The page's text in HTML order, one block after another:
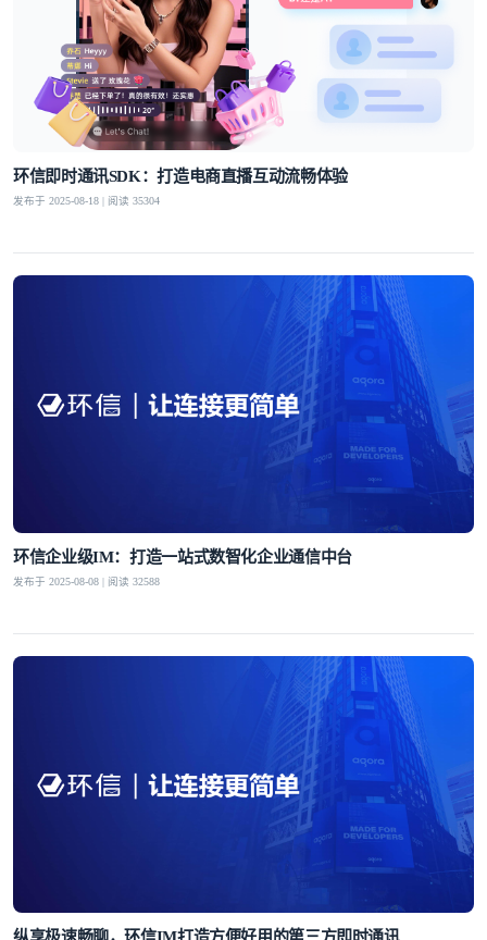
环信即时通讯SDK：打造电商直播互动流畅体验
发布于 2025-08-18 | 阅读 35304
环信企业级IM：打造一站式数智化企业通信中台
发布于 2025-08-08 | 阅读 32588